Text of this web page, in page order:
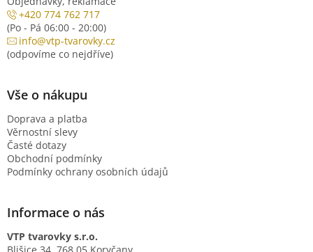
+420 774 762 717
(Po - Pá 06:00 - 20:00)
info@vtp-tvarovky.cz
(odpovíme co nejdříve)
Vše o nákupu
Doprava a platba
Věrnostní slevy
Časté dotazy
Obchodní podmínky
Podmínky ochrany osobních údajů
Informace o nás
VTP tvarovky s.r.o.
Blišice 34, 768 05 Koryčany